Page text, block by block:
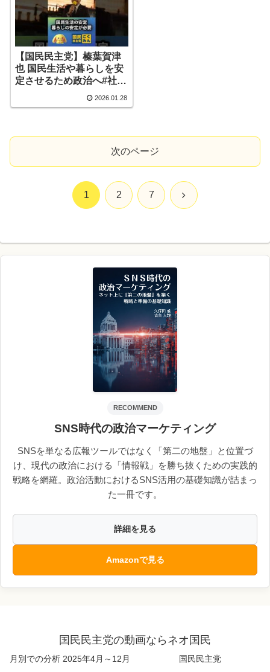
【国民民主党】榛葉賀津
也 国民生活や暮らしを安
定させるため政治へ#社会
保険料軽減 #基礎控除の
所得制限撤廃 #消費税減
2026.01.28
次のページ
1 2 7 次
RECOMMEND
SNS時代の政治マーケティング
SNSを単なる広報ツールではなく「第二の地盤」と位置づ
け、現代の政治における「情報戦」を勝ち抜くための実践的
戦略を網羅。政治活動におけるSNS活用の基礎知識が詰まっ
た一冊です。
詳細を見る
Amazonで見る
国民民主党の動画ならネオ国民
月別での分析 2025年4月～12月
国民民主党